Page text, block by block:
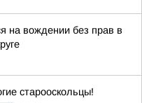
на вождении без прав в
старооскольцы!